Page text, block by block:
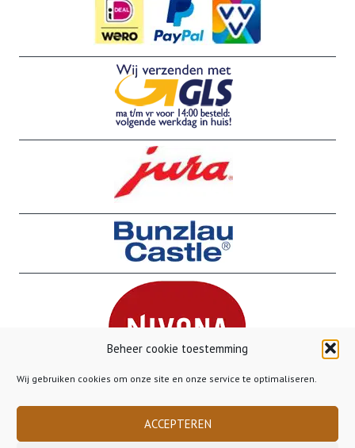
Beheer cookie toestemming
Wij gebruiken cookies om onze site en onze service te optimaliseren.
ACCEPTEREN